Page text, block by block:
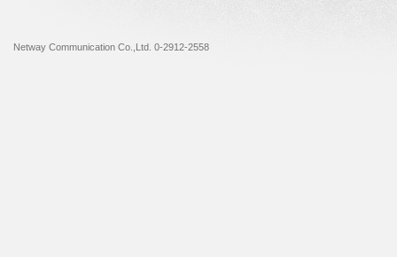
Netway Communication Co.,Ltd. 0-2912-2558